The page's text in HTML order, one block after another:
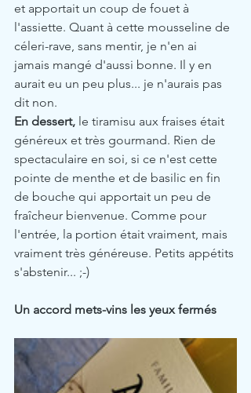
et apportait un coup de fouet à
l'assiette. Quant à cette mousseline de
céleri-rave, sans mentir, je n'en ai
jamais mangé d'aussi bonne. Il y en
aurait eu un peu plus... je n'aurais pas
dit non.
En dessert, le tiramisu aux fraises était
généreux et très gourmand. Rien de
spectaculaire en soi, si ce n'est cette
pointe de menthe et de basilic en fin
de bouche qui apportait un peu de
fraîcheur bienvenue. Comme pour
l'entrée, la portion était vraiment, mais
vraiment très généreuse. Petits appétits
s'abstenir... ;-)
Un accord mets-vins les yeux fermés